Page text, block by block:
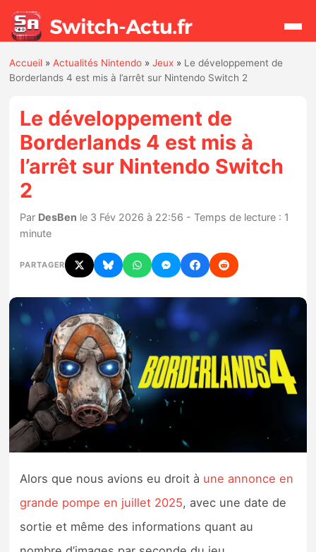
Rechercher
Actualités
Jeux
Mises à jour
Chiffres de ventes
Rumeurs
Nintendo Direct
Tests et previews
Tests de jeux
Tests d’accessoires
Previews
Accueil »Actualités Nintendo »Jeux » Le développement de
Borderlands 4 est mis à l’arrêt sur Nintendo Switch 2
Le développement de
Borderlands 4 est mis à
l’arrêt sur Nintendo Switch
2
Par DesBen le 3 Fév 2026 à 22:56 - Temps de lecture : 1
minute
PARTAGER
Alors que nous avions eu droit à une annonce en
grande pompe en juillet 2025, avec une date de
sortie et même des informations quant au